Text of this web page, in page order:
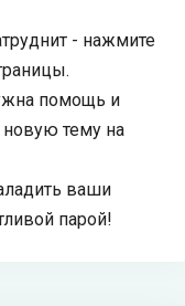
- нажмите
помощь и
тему на
ваши
парой!